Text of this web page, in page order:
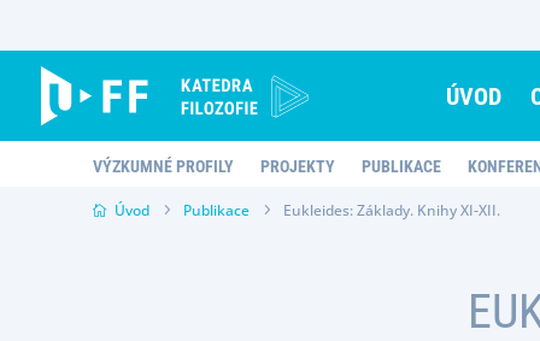
ÚVOD
VÝZKUMNÉ PROFILY PROJEKTY PUBLIKACE
Úvod Publikace Eukleides: Základy. Knihy XI-XII.